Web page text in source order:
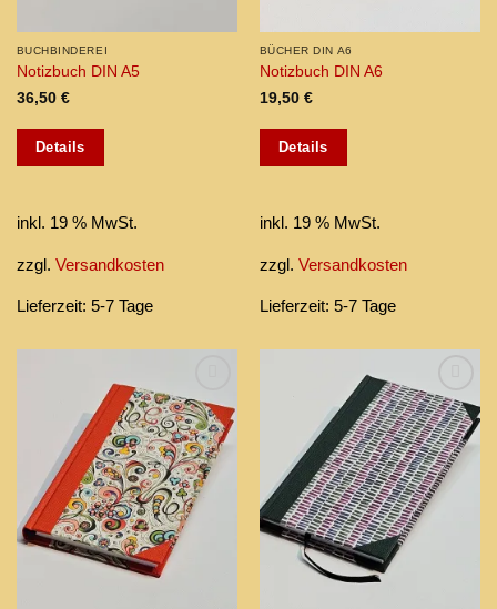
BUCHBINDEREI
Notizbuch DIN A5
36,50 €
Details
inkl. 19 % MwSt.
zzgl. Versandkosten
Lieferzeit: 5-7 Tage
BÜCHER DIN A6
Notizbuch DIN A6
19,50 €
Details
inkl. 19 % MwSt.
zzgl. Versandkosten
Lieferzeit: 5-7 Tage
Add to
wishlist
Add to
wishlist